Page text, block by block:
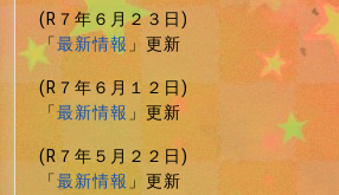
(R７年６月２３日)
「最新情報」更新
(R７年６月１２日)
「最新情報」更新
(R７年５月２２日)
「最新情報」更新